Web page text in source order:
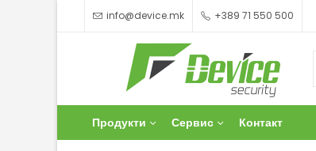
info@device.mk +389 71 550 500
Продукти Сервис Контакт